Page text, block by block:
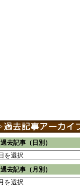
過去記事（日別）
過去記事（月別）